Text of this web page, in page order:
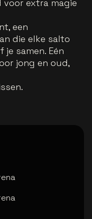
extra magie
een
die elke salto
samen. Eén
jong en oud,